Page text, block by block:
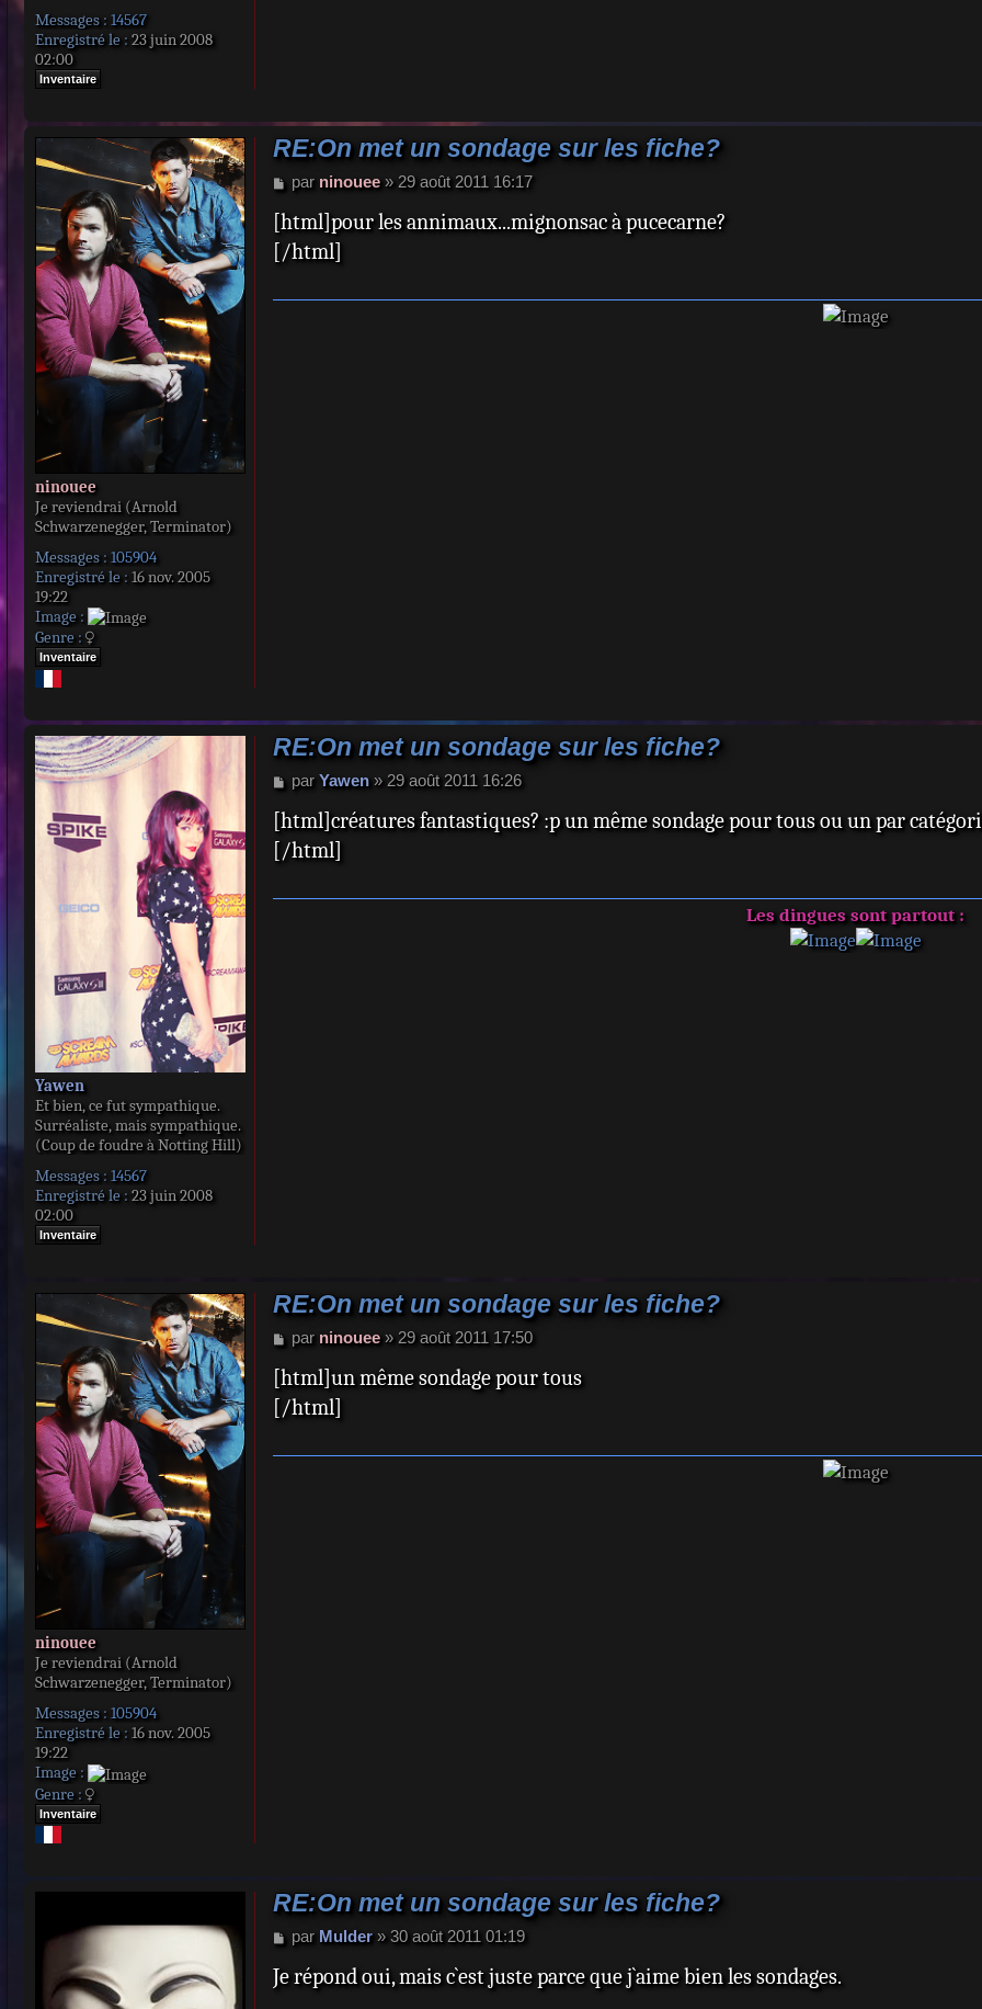
Messages : 14567
Enregistré le : 23 juin 2008
02:00
Inventaire
ninouee
Je reviendrai (Arnold
Schwarzenegger, Terminator)
Messages : 105904
Enregistré le : 16 nov. 2005
19:22
Image :
Genre :
Inventaire
RE:On met un sondage sur les fiche?
M
s
s
a
e
par ninouee» 29 août 2011 16:17
[html]pour les annimaux...mignonsac à pucecarne?
[/html]
Yawen
Et bien, ce fut sympathique.
Surréaliste, mais sympathique.
(Coup de foudre à Notting Hill)
Messages : 14567
Enregistré le : 23 juin 2008
02:00
Inventaire
RE:On met un sondage sur les fiche?
M
s
s
a
e
par Yawen» 29 août 2011 16:26
[html]créatures fantastiques? :p un même sondage pour tous ou un par
[/html]
Les dingues sont partout :
ninouee
Je reviendrai (Arnold
Schwarzenegger, Terminator)
Messages : 105904
Enregistré le : 16 nov. 2005
19:22
Image :
Genre :
Inventaire
RE:On met un sondage sur les fiche?
M
s
s
a
e
par ninouee» 29 août 2011 17:50
[html]un même sondage pour tous
[/html]
RE:On met un sondage sur les fiche?
M
s
par Mulder» 30 août 2011 01:19
Je répond oui, mais c`est juste parce que j`aime bien les sondages.